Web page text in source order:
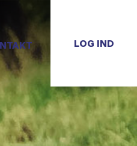
LOG IND